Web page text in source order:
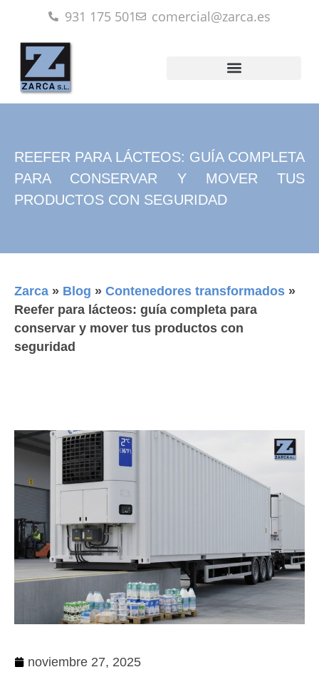
931 175 501 comercial@zarca.es
REEFER PARA LÁCTEOS: GUÍA COMPLETA
PARA CONSERVAR Y MOVER TUS
PRODUCTOS CON SEGURIDAD
Zarca » Blog » Contenedores transformados »
Reefer para lácteos: guía completa para
conservar y mover tus productos con
seguridad
noviembre 27, 2025